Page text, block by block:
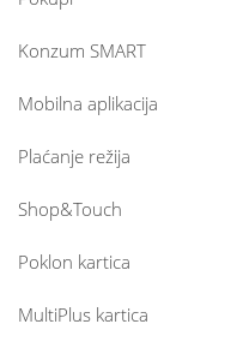
Konzum SMART
Mobilna aplikacija
Plaćanje režija
Shop&Touch
Poklon kartica
MultiPlus kartica